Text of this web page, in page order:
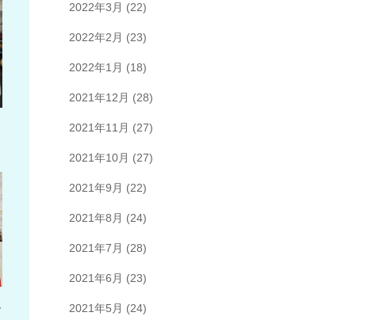
2022年3月 (22)
2022年2月 (23)
2022年1月 (18)
2021年12月 (28)
2021年11月 (27)
2021年10月 (27)
2021年9月 (22)
2021年8月 (24)
2021年7月 (28)
2021年6月 (23)
2021年5月 (24)